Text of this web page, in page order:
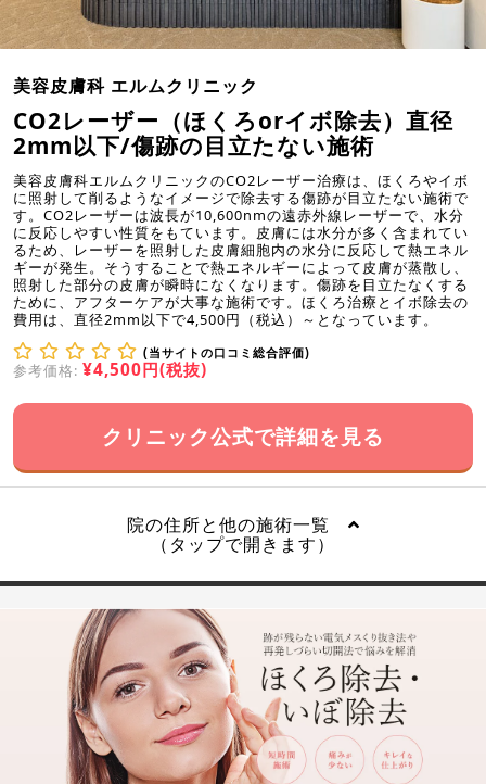
美容皮膚科 エルムクリニック
CO2レーザー（ほくろorイボ除去）直径
2mm以下/傷跡の目立たない施術
美容皮膚科エルムクリニックのCO2レーザー治療は、ほくろやイボ
に照射して削るようなイメージで除去する傷跡が目立たない施術で
す。CO2レーザーは波長が10,600nmの遠赤外線レーザーで、水分
に反応しやすい性質をもています。皮膚には水分が多く含まれてい
るため、レーザーを照射した皮膚細胞内の水分に反応して熱エネル
ギーが発生。そうすることで熱エネルギーによって皮膚が蒸散し、
照射した部分の皮膚が瞬時になくなります。傷跡を目立たなくする
ために、アフターケアが大事な施術です。ほくろ治療とイボ除去の
費用は、直径2mm以下で4,500円（税込）～となっています。
(当サイトの口コミ総合評価)
参考価格: ¥4,500円(税抜)
クリニック公式で詳細を見る
院の住所と他の施術一覧
（タップで開きます）